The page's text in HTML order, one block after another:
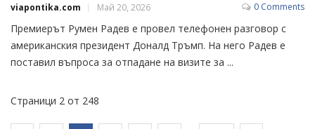
viapontika.com Май 20, 2026 0 Comments
Премиерът Румен Радев е провел телефонен разговор с
американския президент Доналд Тръмп. На него Радев е
поставил въпроса за отпадане на визите за ...
Страници 2 от 248